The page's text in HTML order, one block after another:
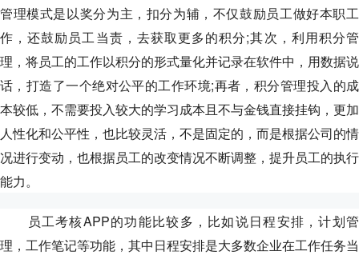
管理模式是以奖分为主，扣分为辅，不仅鼓励员工做好本职工
作，还鼓励员工当责，去获取更多的积分;其次，利用积分管
理，将员工的工作以积分的形式量化并记录在软件中，用数据说
话，打造了一个绝对公平的工作环境;再者，积分管理投入的成
本较低，不需要投入较大的学习成本且不与金钱直接挂钩，更加
人性化和公平性，也比较灵活，不是固定的，而是根据公司的情
况进行变动，也根据员工的改变情况不断调整，提升员工的执行
能力。
员工考核APP的功能比较多，比如说日程安排，计划管
理，工作笔记等功能，其中日程安排是大多数企业在工作任务当